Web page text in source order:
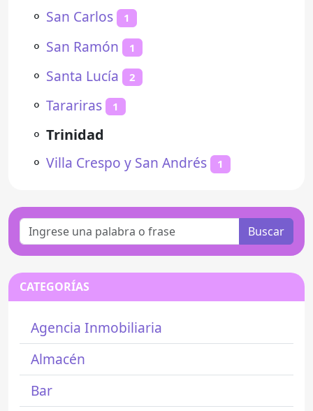
⚬ San Carlos 1
⚬ San Ramón 1
⚬ Santa Lucía 2
⚬ Tarariras 1
⚬ Trinidad
⚬ Villa Crespo y San Andrés 1
Buscar
CATEGORÍAS
Agencia Inmobiliaria
Almacén
Bar